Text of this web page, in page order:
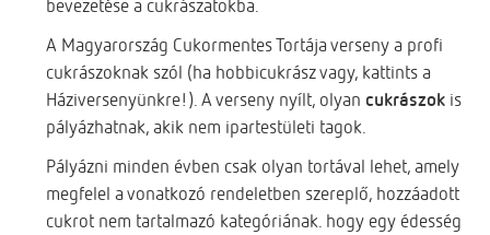
bevezetése a cukrászatokba.
A Magyarország Cukormentes Tortája verseny a profi
cukrászoknak szól (ha hobbicukrász vagy, kattints a
Háziversenyünkre!). A verseny nyílt, olyan cukrászok is
pályázhatnak, akik nem ipartestületi tagok.
Pályázni minden évben csak olyan tortával lehet, amely
megfelel a vonatkozó rendeletben szereplő, hozzáadott
cukrot nem tartalmazó kategóriának. hogy egy édesség